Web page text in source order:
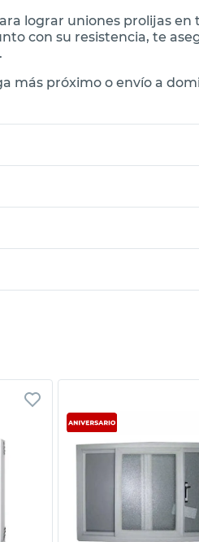
lograr uniones prolijas en
con su resistencia, te
más próximo o envío a
Vista rápida